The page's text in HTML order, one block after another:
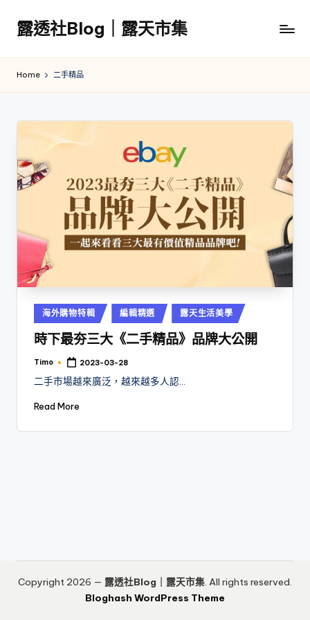
Skip
content
露透社Blog｜露天市集
社
市
集
Home 二手精品
Posted
in
海外購物特輯 編輯精選 露天生活美學
時下最夯三大《二手精品》品牌大公開
Posted
Timo 2023-03-28
二手市場越來廣泛，越來越多人認…
Read More
Copyright 2026 — 露透社Blog｜露天市集. All rights reserved.
Bloghash WordPress Theme